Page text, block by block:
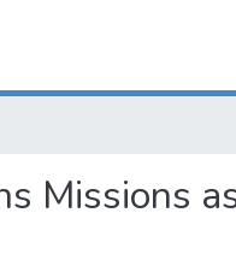
Missions